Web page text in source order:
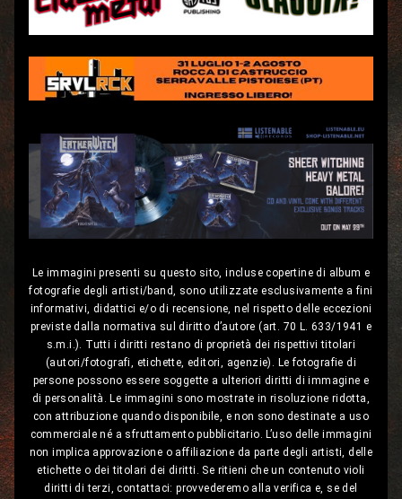
Le immagini presenti su questo sito, incluse copertine di album e
fotografie degli artisti/band, sono utilizzate esclusivamente a fini
informativi, didattici e/o di recensione, nel rispetto delle eccezioni
previste dalla normativa sul diritto d’autore (art. 70 L. 633/1941 e
s.m.i.). Tutti i diritti restano di proprietà dei rispettivi titolari
(autori/fotografi, etichette, editori, agenzie). Le fotografie di
persone possono essere soggette a ulteriori diritti di immagine e
di personalità. Le immagini sono mostrate in risoluzione ridotta,
con attribuzione quando disponibile, e non sono destinate a uso
commerciale né a sfruttamento pubblicitario. L’uso delle immagini
non implica approvazione o affiliazione da parte degli artisti, delle
etichette o dei titolari dei diritti. Se ritieni che un contenuto violi
diritti di terzi, contattaci: provvederemo alla verifica e, se del